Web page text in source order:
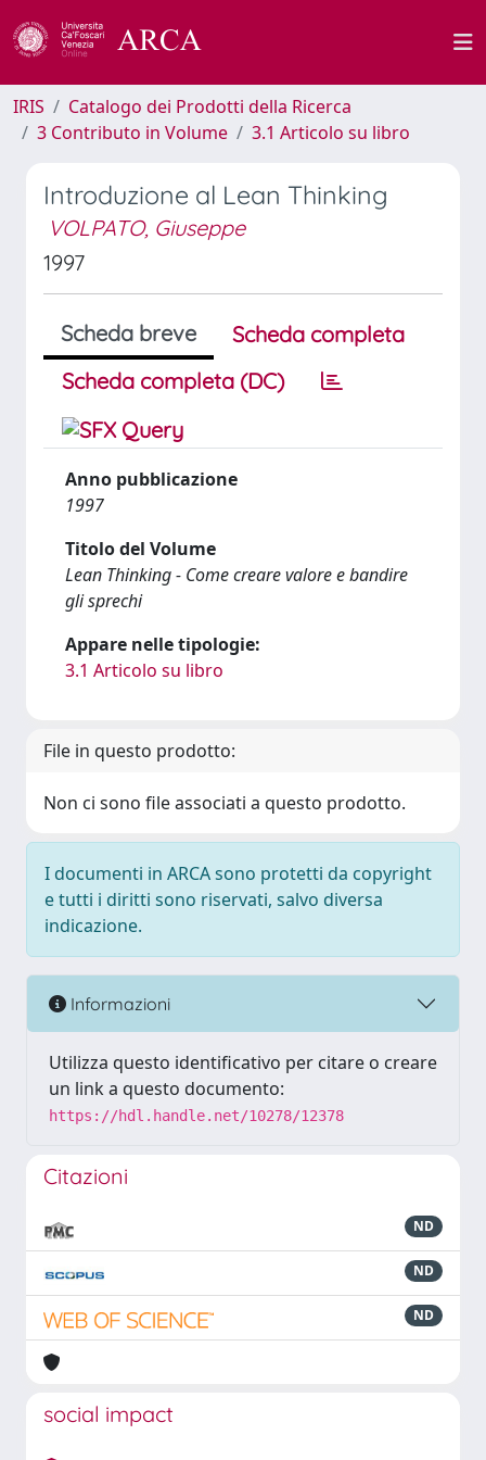
IRIS
Catalogo dei Prodotti della Ricerca
3 Contributo in Volume
3.1 Articolo su libro
Introduzione al Lean Thinking
VOLPATO, Giuseppe
1997
Scheda breve
Scheda completa
Scheda completa (DC)
Anno pubblicazione
1997
Titolo del Volume
Lean Thinking - Come creare valore e bandire
gli sprechi
Appare nelle tipologie:
3.1 Articolo su libro
File in questo prodotto:
Non ci sono file associati a questo prodotto.
I documenti in ARCA sono protetti da copyright
e tutti i diritti sono riservati, salvo diversa
indicazione.
Informazioni
Utilizza questo identificativo per citare o creare
un link a questo documento:
https://hdl.handle.net/10278/12378
Citazioni
ND
ND
ND
social impact